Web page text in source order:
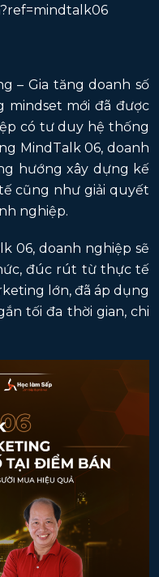
– Gia tăng doanh số
mindset mới đã được
có tư duy hệ thống
MindTalk 06, doanh
hướng xây dựng kế
cũng như giải quyết
nghiệp.
06, doanh nghiệp sẽ
đúc rút từ thực tế
lớn, đã áp dụng
tối đa thời gian, chi